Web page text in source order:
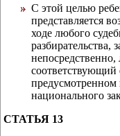
С этой целью
представляется
ходе любого
разбирательства,
непосредственно,
соответствующий
национального
СТАТЬЯ 13